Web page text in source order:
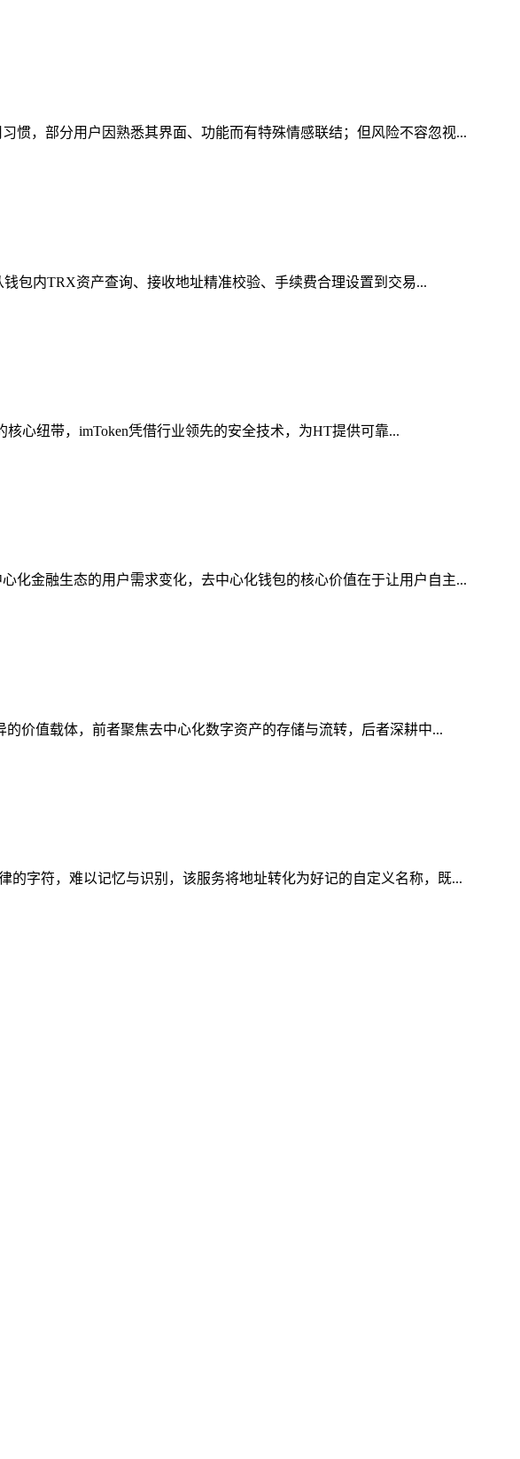
惯，部分用户因熟悉其界面、功能而有特殊情感联结；但风险不容忽视...
包内TRX资产查询、接收地址精准校验、手续费合理设置到交易...
心纽带，imToken凭借行业领先的安全技术，为HT提供可靠...
化金融生态的用户需求变化，去中心化钱包的核心价值在于让用户自主...
价值载体，前者聚焦去中心化数字资产的存储与流转，后者深耕中...
字符，难以记忆与识别，该服务将地址转化为好记的自定义名称，既...